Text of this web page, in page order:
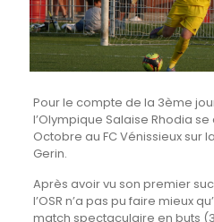
Pour le compte de la 3ème
l’Olympique Salaise Rhodia
Octobre au FC Vénissieux sur
Gerin.
Après avoir vu son premier
l’OSR n’a pas pu faire mieux
match spectaculaire en buts